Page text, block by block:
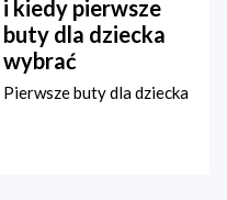
i kiedy pierwsze
buty dla dziecka
wybrać
Pierwsze buty dla dziecka